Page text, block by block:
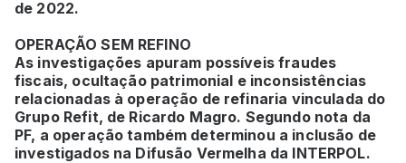
de 2022.
OPERAÇÃO SEM REFINO
As investigações apuram possíveis fraudes
fiscais, ocultação patrimonial e inconsistências
relacionadas à operação de refinaria vinculada do
Grupo Refit, de Ricardo Magro. Segundo nota da
PF, a operação também determinou a inclusão de
investigados na Difusão Vermelha da INTERPOL.